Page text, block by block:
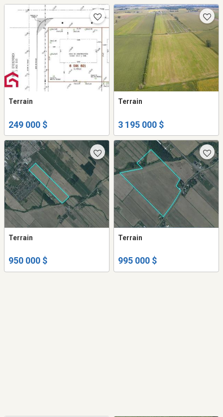
Terrain
249 000 $
Terrain
3 195 000 $
Terrain
950 000 $
Terrain
995 000 $